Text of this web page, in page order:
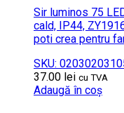
Sir luminos 75
cald, IP44,
poti crea pentru
SKU:
37.00 lei cu TVA
Adaugă în coș